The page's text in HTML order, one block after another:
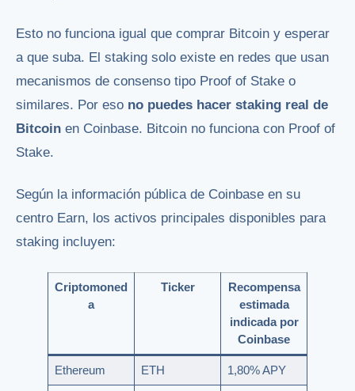
Esto no funciona igual que comprar Bitcoin y esperar
a que suba. El staking solo existe en redes que usan
mecanismos de consenso tipo Proof of Stake o
similares. Por eso no puedes hacer staking real de
Bitcoin en Coinbase. Bitcoin no funciona con Proof of
Stake.
Según la información pública de Coinbase en su
centro Earn, los activos principales disponibles para
staking incluyen:
Criptomoned
a
Ticker
Recompensa
estimada
indicada por
Coinbase
Ethereum ETH 1,80% APY